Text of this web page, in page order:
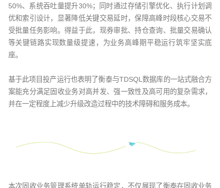
50%、系统吞吐量提升30%；同时通过存储引擎优化、执行计划调
优和索引设计，显著降低关键交易延时，保障高峰时段核心交易不
受批量任务影响。得益于此，现券审批、持仓查询、批量交易确认
等关键链路实现数量级提速，为业务高峰期平稳运行筑牢坚实底
座。
基于此项目投产运行也表明了衡泰与TDSQL数据库的一站式融合方
案能充分满足固收业务对高并发、强一致性及高可用的复杂需求，
并在一定程度上减少升级改造过程中的技术障碍和服务成本。
本次固收业务管理系统单轨运行稳定，不仅展现了衡泰在固收业务